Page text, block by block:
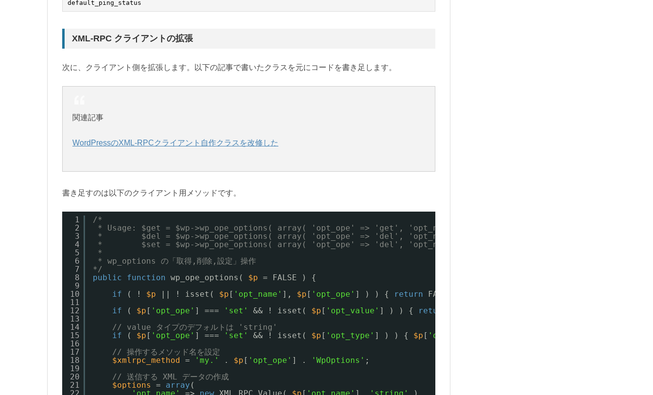
XML-RPC クライアントの拡張
次に、クライアント側を拡張します。以下の記事で書いたクラスを元にコードを書き足します。
関連記事
WordPressのXML-RPCクライアント自作クラスを改修した
書き足すのは以下のクライアント用メソッドです。
1
2
3
4
5
6
7
8
9
10
11
12
13
14
15
16
17
18
19
20
21
/*
* Usage: $get = $wp->wp_ope_options( array( 'opt_ope' => 'get', 'opt_name' => 'name' );
*        $del = $wp->wp_ope_options( array( 'opt_ope' => 'del', 'opt_name' => 'name' );
*        $set = $wp->wp_ope_options( array( 'opt_ope' => 'del', 'opt_name' => 'name', 'opt_value' => 'value' );
*
* wp_options の「取得,削除,設定」操作
*/
public
function wp_ope_options( $p = FALSE ) {
if
( ! $p || ! isset( $p [ 'opt_name' ], $p [ 'opt_ope' ] ) ) { return
FALSE; }
if
( $p [ 'opt_ope' ] === 'set' && ! isset( $p [ 'opt_value' ] ) ) { return
// value タイプのデフォルトは 'string'
if
( $p [ 'opt_ope' ] === 'set' && ! isset( $p [ 'opt_type' ] ) ) { $p [ 'opt_type'
// 操作するメソッド名を設定
$xmlrpc_method
= 'my.' . $p [ 'opt_ope' ] . 'WpOptions' ;
// 送信する XML データの作成
$options
= array (